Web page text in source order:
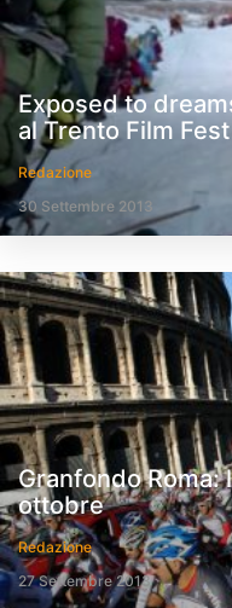
Exposed to
al Trento Film
Redazione
30 Settembre 2013
Granfondo
ottobre
Redazione
27 Settembre 2013